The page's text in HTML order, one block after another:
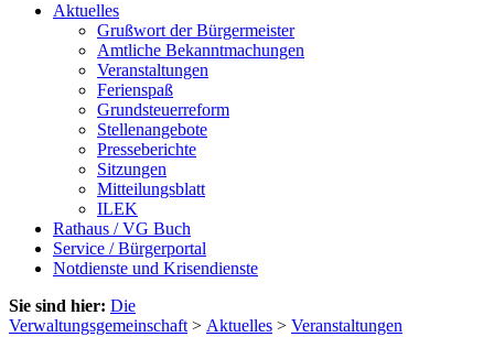
Aktuelles
Grußwort der Bürgermeister
Amtliche Bekanntmachungen
Veranstaltungen
Ferienspaß
Grundsteuerreform
Stellenangebote
Presseberichte
Sitzungen
Mitteilungsblatt
ILEK
Rathaus / VG Buch
Service / Bürgerportal
Notdienste und Krisendienste
Sie sind hier: Die
Verwaltungsgemeinschaft > Aktuelles > Veranstaltungen